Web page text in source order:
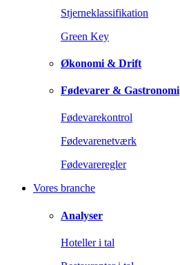
Stjerneklassifikation
Green Key
Økonomi & Drift
Fødevarer & Gastronomi
Fødevarekontrol
Fødevarenetværk
Fødevareregler
Vores branche
Analyser
Hoteller i tal